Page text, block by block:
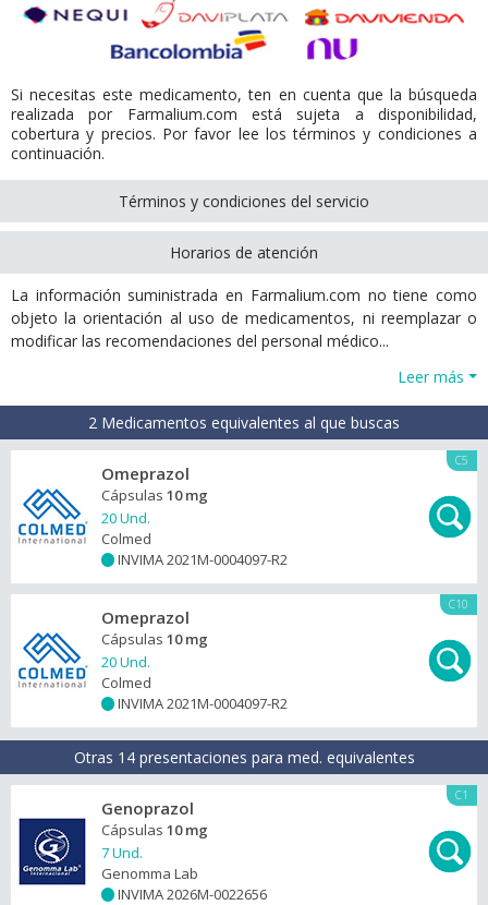
Si necesitas este medicamento, ten en cuenta que la búsqueda
realizada por Farmalium.com está sujeta a disponibilidad,
cobertura y precios. Por favor lee los términos y condiciones a
continuación.
Términos y condiciones del servicio
Horarios de atención
La información suministrada en Farmalium.com no tiene como
objeto la orientación al uso de medicamentos, ni reemplazar o
modificar las recomendaciones del personal médico...
Leer más
2 Medicamentos equivalentes al que buscas
C5
Omeprazol
Cápsulas 10 mg
20 Und.
Colmed
INVIMA 2021M-0004097-R2
C10
Omeprazol
Cápsulas 10 mg
20 Und.
Colmed
INVIMA 2021M-0004097-R2
Otras 14 presentaciones para med. equivalentes
C1
Genoprazol
Cápsulas 10 mg
7 Und.
Genomma Lab
INVIMA 2026M-0022656